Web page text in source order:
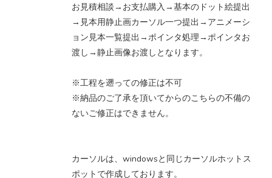
お見積相談→お支払購入→基本のドット絵提出
→見本用静止画カーソル一つ提出→アニメーシ
ョン見本一覧提出→ポインタ処理→ポインタお
渡し→静止画像お渡しとなります。
※工程を遡っての修正は不可
※納品のご了承を頂いてからのこちらの不備の
ないご修正はできません。
カーソルは、windowsと同じカーソルホットス
ポットで作成しております。